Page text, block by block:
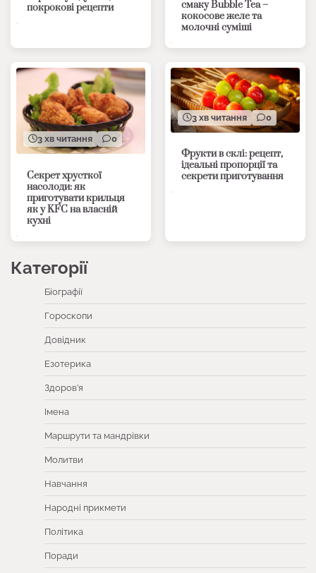
покрокові рецепти
смаку Bubble Tea –
кокосове желе та
молочні суміші
3 хв читання 0
Секрет хрусткої
насолоди: як
приготувати крильця
як у KFC на власній
кухні
3 хв читання 0
Фрукти в склі: рецепт,
ідеальні пропорції та
секрети приготування
Категорії
Біографії
Гороскопи
Довідник
Езотерика
Здоров’я
Імена
Маршрути та мандрівки
Молитви
Навчання
Народні прикмети
Політика
Поради